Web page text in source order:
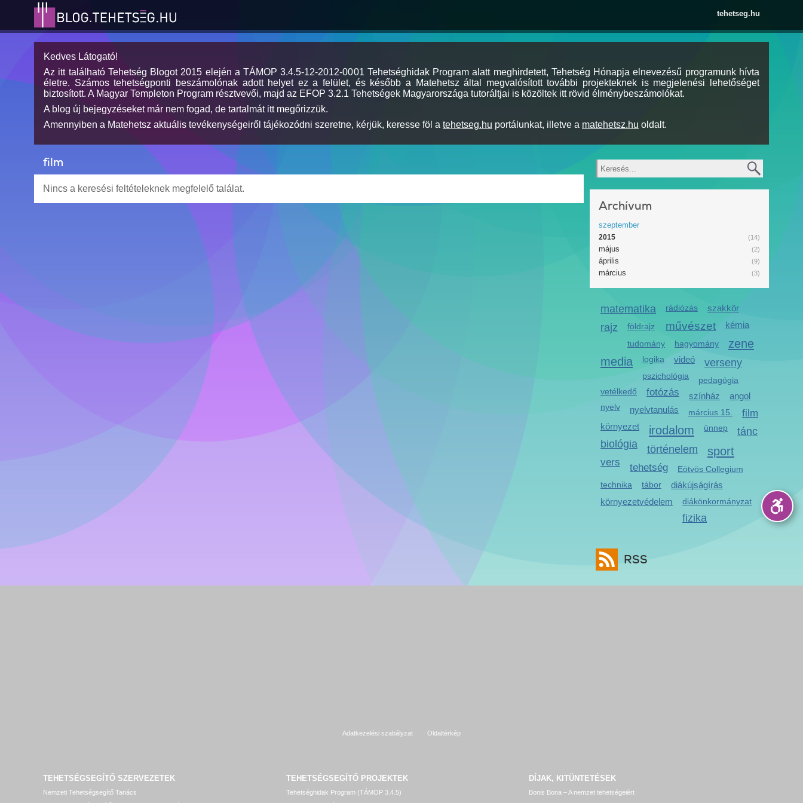
tehetseg.hu
Kedves Látogató!
Az itt található Tehetség Blogot 2015 elején a TÁMOP 3.4.5-12-2012-0001 Tehetséghidak Program alatt meghirdetett, Tehetség Hónapja elnevezésű programunk hívta
életre. Számos tehetségponti beszámolónak adott helyet ez a felület, és később a Matehetsz által megvalósított további projekteknek is megjelenési lehetőséget
biztosított. A Magyar Templeton Program résztvevői, majd az EFOP 3.2.1 Tehetségek Magyarországa tutoráltjai is közöltek itt rövid élménybeszámolókat.
A blog új bejegyzéseket már nem fogad, de tartalmát itt megőrizzük.
Amennyiben a Matehetsz aktuális tevékenységeiről tájékozódni szeretne, kérjük, keresse föl a tehetseg.hu portálunkat, illetve a matehetsz.hu oldalt.
film
Nincs a keresési feltételeknek megfelelő találat.
Keresés
Archívum
szeptember
(14)
2015
(2)
május
(9)
április
(3)
március
matematika rádiózás szakkör
művészet kémia
rajz
tudomány hagyomány
media
zene
földrajz
logika videó verseny
pszichológia
pedagógia
vetélkedő
fotózás színház angol
nyelv nyelvtanulás március 15.
környezet irodalom ünnep
film
tánc
biológia
történelem sport
vers tehetség
Eötvös Collegium
technika
tábor
diákújságírás
környezetvédelem
diákönkormányzat
fizika
RSS
Adatkezelési szabályzat Oldaltérkép
TEHETSÉGSEGÍTŐ SZERVEZETEK
Nemzeti Tehetségsegítő Tanács
TEHETSÉGSEGÍTŐ PROJEKTEK
Tehetséghidak Program (TÁMOP 3.4.5)
DÍJAK, KITÜNTETÉSEK
Bonis Bona – A nemzet tehetségeiért